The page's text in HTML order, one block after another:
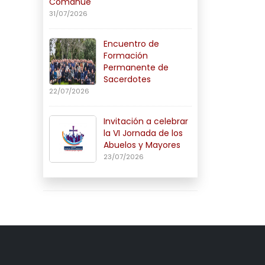
31/07/2026
Encuentro de
Formación
Permanente de
Sacerdotes
22/07/2026
Invitación a celebrar
la VI Jornada de los
Abuelos y Mayores
23/07/2026